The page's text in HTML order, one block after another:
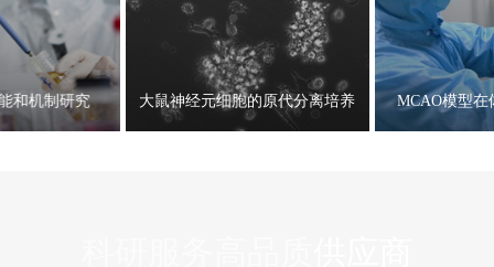
和机制研究 大鼠神经元细胞的原代分离培养 MCAO模型在